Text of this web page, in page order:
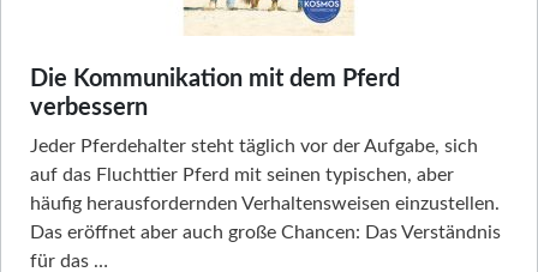
Die Kommunikation mit dem Pferd
verbessern
Jeder Pferdehalter steht täglich vor der Aufgabe, sich
auf das Fluchttier Pferd mit seinen typischen, aber
häufig herausfordernden Verhaltensweisen einzustellen.
Das eröffnet aber auch große Chancen: Das Verständnis
für das …